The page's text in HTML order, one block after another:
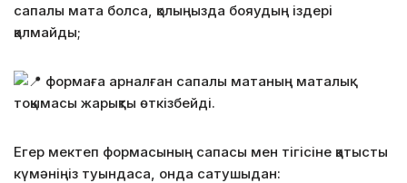
сапалы мата болса, қолыңызда бояудың іздері
қалмайды;
формаға арналған сапалы матаның маталық
тоқымасы жарықты өткізбейді.
Егер мектеп формасының сапасы мен тігісіне қатысты
күмәніңіз туындаса, онда сатушыдан: